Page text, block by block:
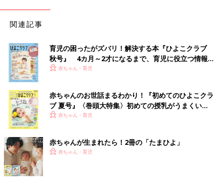
関連記事
育児の困ったがズバリ！解決する本『ひよこクラブ
秋号』 4カ月～2才になるまで、育児に役立つ情報が
いっぱい！
赤ちゃん・育児
赤ちゃんのお世話まるわかり！『初めてのひよこクラ
ブ 夏号』〈巻頭大特集〉初めての授乳がうまくい
く！ おっぱい・ミルクの基本と夏のトラブル 解決テ
赤ちゃん・育児
赤ちゃんが生まれたら！2冊の「たまひよ」
赤ちゃん・育児